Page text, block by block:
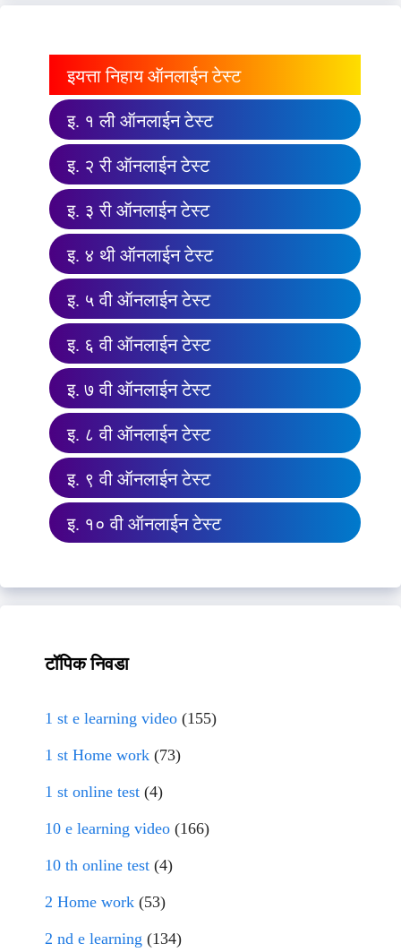
इयत्ता निहाय ऑनलाईन टेस्ट
इ. १ ली ऑनलाईन टेस्ट
इ. २ री ऑनलाईन टेस्ट
इ. ३ री ऑनलाईन टेस्ट
इ. ४ थी ऑनलाईन टेस्ट
इ. ५ वी ऑनलाईन टेस्ट
इ. ६ वी ऑनलाईन टेस्ट
इ. ७ वी ऑनलाईन टेस्ट
इ. ८ वी ऑनलाईन टेस्ट
इ. ९ वी ऑनलाईन टेस्ट
इ. १० वी ऑनलाईन टेस्ट
टॉपिक निवडा
1 st e learning video (155)
1 st Home work (73)
1 st online test (4)
10 e learning video (166)
10 th online test (4)
2 Home work (53)
2 nd e learning (134)